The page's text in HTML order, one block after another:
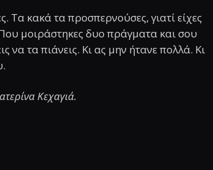
κακά τα προσπερνούσες, γιατί είχες
μοιράστηκες δυο πράγματα και σου
να τα πιάνεις. Κι ας μην ήτανε πολλά. Κι
Κεχαγιά.